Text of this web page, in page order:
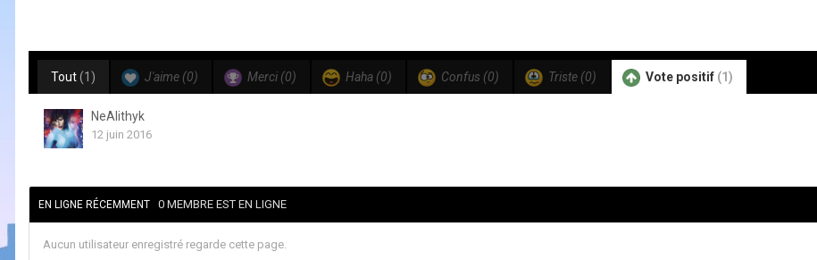
Tout(1) J'aime (0) Merci (0) Haha (0) Confus (0) Triste (0) Vote positif (1)
NeAlithyk
12 juin 2016
EN LIGNE RÉCEMMENT 0 MEMBRE EST EN LIGNE
Aucun utilisateur enregistré regarde cette page.